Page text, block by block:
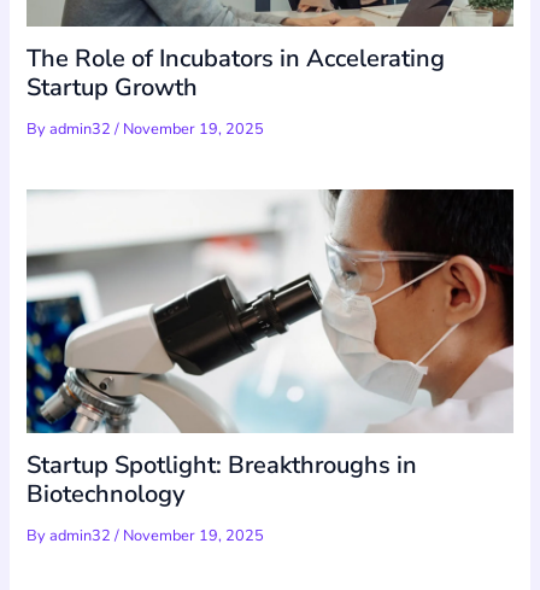
The Role of Incubators in Accelerating
Startup Growth
Byadmin32/ November 19, 2025
Startup Spotlight: Breakthroughs in
Biotechnology
Byadmin32/ November 19, 2025